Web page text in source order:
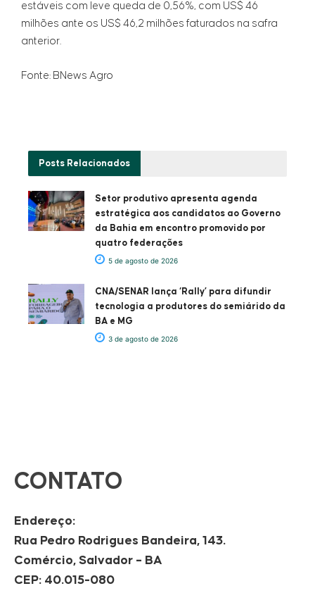
estáveis com leve queda de 0,56%, com US$ 46
milhões ante os US$ 46,2 milhões faturados na safra
anterior.
Fonte: BNews Agro
Posts Relacionados
Setor produtivo apresenta agenda
estratégica aos candidatos ao Governo
da Bahia em encontro promovido por
quatro federações
5 de agosto de 2026
CNA/SENAR lança ‘Rally’ para difundir
tecnologia a produtores do semiárido da
BA e MG
3 de agosto de 2026
CONTATO
Endereço:
Rua Pedro Rodrigues Bandeira, 143.
Comércio, Salvador – BA
CEP: 40.015-080